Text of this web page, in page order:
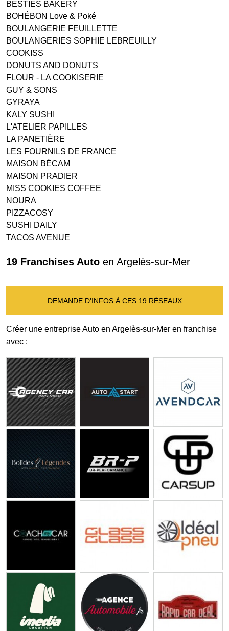
BESTIES BAKERY
BOHÉBON Love & Poké
BOULANGERIE FEUILLETTE
BOULANGERIES SOPHIE LEBREUILLY
COOKISS
DONUTS AND DONUTS
FLOUR - LA COOKISERIE
GUY & SONS
GYRAYA
KALY SUSHI
L'ATELIER PAPILLES
LA PANETIÈRE
LES FOURNILS DE FRANCE
MAISON BÉCAM
MAISON PRADIER
MISS COOKIES COFFEE
NOURA
PIZZACOSY
SUSHI DAILY
TACOS AVENUE
19 Franchises Auto en Argelès-sur-Mer
DEMANDE D'INFOS À CES 19 RÉSEAUX
Créer une entreprise Auto en Argelès-sur-Mer en franchise
avec :